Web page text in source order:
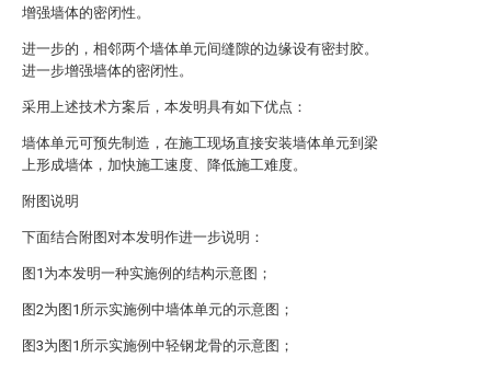
增强墙体的密闭性。
进一步的，相邻两个墙体单元间缝隙的边缘设有密封胶。
进一步增强墙体的密闭性。
采用上述技术方案后，本发明具有如下优点：
墙体单元可预先制造，在施工现场直接安装墙体单元到梁
上形成墙体，加快施工速度、降低施工难度。
附图说明
下面结合附图对本发明作进一步说明：
图1为本发明一种实施例的结构示意图；
图2为图1所示实施例中墙体单元的示意图；
图3为图1所示实施例中轻钢龙骨的示意图；